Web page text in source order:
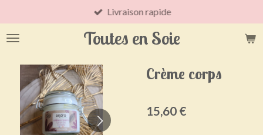
au
contenu
Toutes en Soie
Livraison rapide
Crème corps
15,60 €